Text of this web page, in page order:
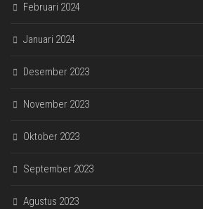
Februari 2024
Januari 2024
Desember 2023
November 2023
Oktober 2023
September 2023
Agustus 2023